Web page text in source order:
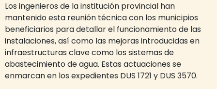
Los ingenieros de la institución provincial han
mantenido esta reunión técnica con los municipios
beneficiarios para detallar el funcionamiento de las
instalaciones, así como las mejoras introducidas en
infraestructuras clave como los sistemas de
abastecimiento de agua. Estas actuaciones se
enmarcan en los expedientes DUS 1721 y DUS 3570.